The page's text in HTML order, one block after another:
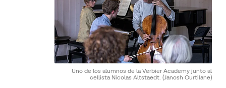
Uno de los alumnos de la Verbier Academy junto al
cellista Nicolas Altstaedt. (Janosh Ourtilane)